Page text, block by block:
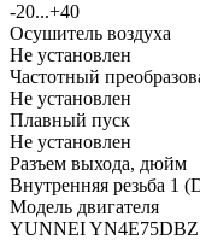
-20...+40
Осушитель воздуха
Не установлен
Частотный
Не установлен
Плавный пуск
Не установлен
Разъем выхода, дюйм
Внутренняя резьба 1
Модель двигателя
YUNNEI YN4E75DBZ